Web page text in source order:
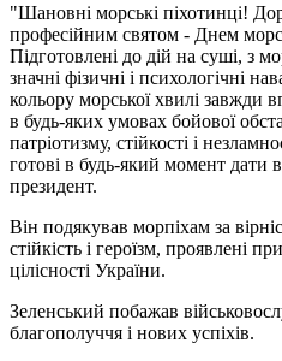
"Шановні морські піхотинці!
професійним святом - Днем
Підготовлені до дій на суші, з
значні фізичні і психологічні
кольору морської хвилі завжди
в будь-яких умовах бойової
патріотизму, стійкості і
готові в будь-який момент дати
президент.
Він подякував морпіхам за
стійкість і героїзм, проявлені
цілісності України.
Зеленський побажав
благополуччя і нових успіхів.